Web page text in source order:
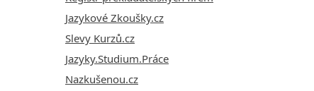
Jazykové Zkoušky.cz
Slevy Kurzů.cz
Jazyky.Studium.Práce
Nazkušenou.cz